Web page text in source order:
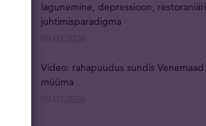
lagunemine, depressioon,
juhtimisparadigma
Video: rahapuudus sundis
müüma